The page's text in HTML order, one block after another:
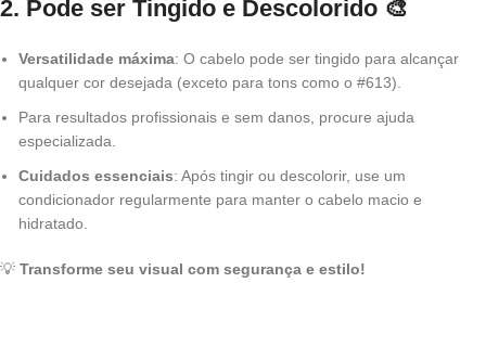
2. Pode ser Tingido e Descolorido 🎨
Versatilidade máxima: O cabelo pode ser tingido para alcançar
qualquer cor desejada (exceto para tons como o #613).
Para resultados profissionais e sem danos, procure ajuda
especializada.
Cuidados essenciais: Após tingir ou descolorir, use um
condicionador regularmente para manter o cabelo macio e
hidratado.
💡 Transforme seu visual com segurança e estilo!